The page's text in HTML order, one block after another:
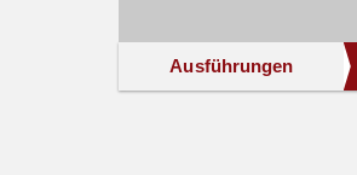
Ausführungen